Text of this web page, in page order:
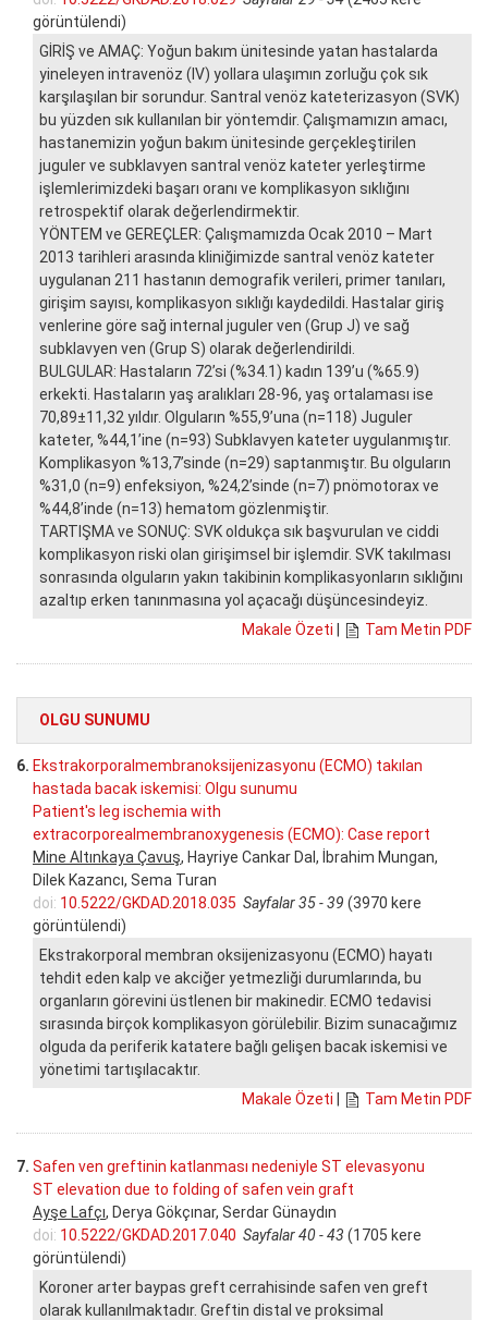
görüntülendi)
GİRİŞ ve AMAÇ: Yoğun bakım ünitesinde yatan hastalarda
yineleyen intravenöz (IV) yollara ulaşımın zorluğu çok sık
karşılaşılan bir sorundur. Santral venöz kateterizasyon (SVK)
bu yüzden sık kullanılan bir yöntemdir. Çalışmamızın amacı,
hastanemizin yoğun bakım ünitesinde gerçekleştirilen
juguler ve subklavyen santral venöz kateter yerleştirme
işlemlerimizdeki başarı oranı ve komplikasyon sıklığını
retrospektif olarak değerlendirmektir.
YÖNTEM ve GEREÇLER: Çalışmamızda Ocak 2010 – Mart
2013 tarihleri arasında kliniğimizde santral venöz kateter
uygulanan 211 hastanın demografik verileri, primer tanıları,
girişim sayısı, komplikasyon sıklığı kaydedildi. Hastalar giriş
venlerine göre sağ internal juguler ven (Grup J) ve sağ
subklavyen ven (Grup S) olarak değerlendirildi.
BULGULAR: Hastaların 72’si (%34.1) kadın 139’u (%65.9)
erkekti. Hastaların yaş aralıkları 28-96, yaş ortalaması ise
70,89±11,32 yıldır. Olguların %55,9’una (n=118) Juguler
kateter, %44,1’ine (n=93) Subklavyen kateter uygulanmıştır.
Komplikasyon %13,7’sinde (n=29) saptanmıştır. Bu olguların
%31,0 (n=9) enfeksiyon, %24,2’sinde (n=7) pnömotorax ve
%44,8’inde (n=13) hematom gözlenmiştir.
TARTIŞMA ve SONUÇ: SVK oldukça sık başvurulan ve ciddi
komplikasyon riski olan girişimsel bir işlemdir. SVK takılması
sonrasında olguların yakın takibinin komplikasyonların sıklığını
azaltıp erken tanınmasına yol açacağı düşüncesindeyiz.
Makale Özeti | Tam Metin PDF
OLGU SUNUMU
6. Ekstrakorporalmembranoksijenizasyonu (ECMO) takılan
hastada bacak iskemisi: Olgu sunumu
Patient's leg ischemia with
extracorporealmembranoxygenesis (ECMO): Case report
Mine Altınkaya Çavuş, Hayriye Cankar Dal, İbrahim Mungan,
Dilek Kazancı, Sema Turan
doi: 10.5222/GKDAD.2018.035 Sayfalar 35 - 39 (3970 kere
görüntülendi)
Ekstrakorporal membran oksijenizasyonu (ECMO) hayatı
tehdit eden kalp ve akciğer yetmezliği durumlarında, bu
organların görevini üstlenen bir makinedir. ECMO tedavisi
sırasında birçok komplikasyon görülebilir. Bizim sunacağımız
olguda da periferik katatere bağlı gelişen bacak iskemisi ve
yönetimi tartışılacaktır.
Makale Özeti | Tam Metin PDF
7. Safen ven greftinin katlanması nedeniyle ST elevasyonu
ST elevation due to folding of safen vein graft
Ayşe Lafçı, Derya Gökçınar, Serdar Günaydın
doi: 10.5222/GKDAD.2017.040 Sayfalar 40 - 43 (1705 kere
görüntülendi)
Koroner arter baypas greft cerrahisinde safen ven greft
olarak kullanılmaktadır. Greftin distal ve proksimal